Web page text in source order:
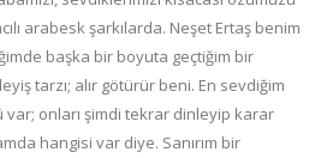
arabesk şarkılarda. Neşet Ertaş benim
başka bir boyuta geçtiğim bir
tarzı; alır götürür beni. En sevdiğim
onları şimdi tekrar dinleyip karar
hangisi var diye. Sanırım bir